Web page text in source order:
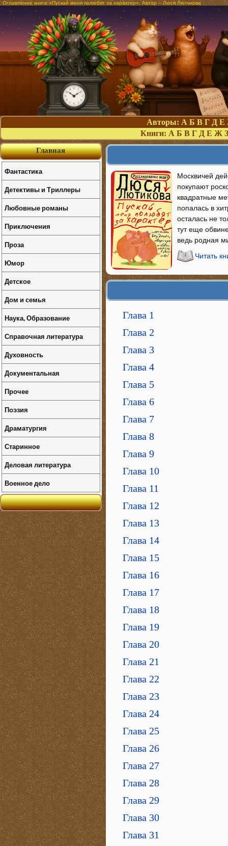
Оглавление книги «Пускай меня полюбят за характер». Автор – Люся Лютикова
Авторы: А Б В Г Д Е
Книги: А Б В Г Д Е Ж З
Москвичей
покупают
квадратные
попалась в
осталась не
тут еще
ведь родная
Читать
Глава 1
Глава 2
Глава 3
Глава 4
Глава 5
Глава 6
Глава 7
Глава 8
Глава 9
Глава 10
Глава 11
Глава 12
Глава 13
Глава 14
Глава 15
Глава 16
Глава 17
Глава 18
Глава 19
Глава 20
Глава 21
Глава 22
Глава 23
Глава 24
Глава 25
Глава 26
Глава 27
Глава 28
Глава 29
Глава 30
Глава 31
Главная
Фантастика
Детективы и Триллеры
Любовные романы
Приключения
Проза
Юмор
Детское
Дом и семья
Наука, Образование
Справочная литература
Духовность
Документальная
Прочее
Поэзия
Драматургия
Старинное
Деловая литература
Военное дело